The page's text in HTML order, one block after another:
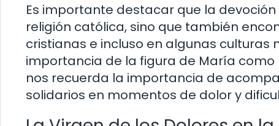
Es importante destacar que la
religión católica, sino que también
cristianas e incluso en algunas culturas
importancia de la figura de María como
nos recuerda la importancia de
solidarios en momentos de dolor y